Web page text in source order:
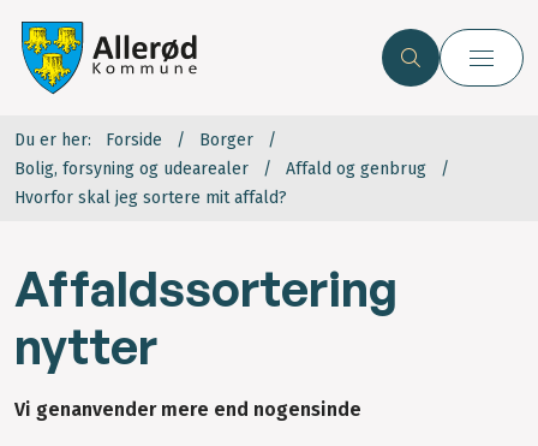
Du er her: Forside
Borger
Bolig, forsyning og udearealer
Affald og genbrug
Hvorfor skal jeg sortere mit affald?
Affaldssortering
nytter
Vi genanvender mere end nogensinde